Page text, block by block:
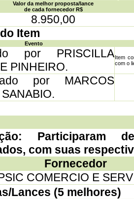
Valor da melhor proposta/lance
de cada fornecedor R$
8.950,00
Item
Evento
por PRISCILLA
PINHEIRO.
Item
com o
por MARCOS
Participaram
com suas
Fornecedor
COMERCIO E
Lances (5 melhores)